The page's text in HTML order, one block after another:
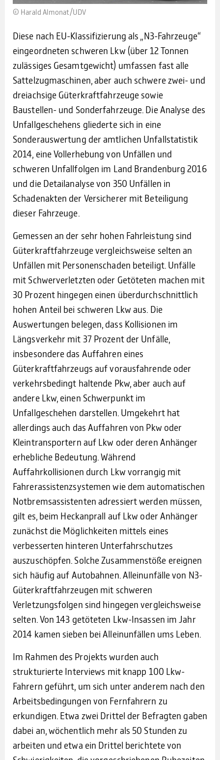
© Harald Almo­nat/UDV
Diese nach EU-Klassifizierung als „N3-Fahrzeuge“
eingeordneten schweren Lkw (über 12 Tonnen
zulässiges Gesamtgewicht) umfassen fast alle
Sattelzugmaschinen, aber auch schwere zwei- und
dreiachsige Güterkraftfahrzeuge sowie
Baustellen- und Sonderfahrzeuge. Die Analyse des
Unfallgeschehens gliederte sich in eine
Sonderauswertung der amtlichen Unfallstatistik
2014, eine Vollerhebung von Unfällen und
schweren Unfallfolgen im Land Brandenburg 2016
und die Detailanalyse von 350 Unfällen in
Schadenakten der Versicherer mit Beteiligung
dieser Fahrzeuge.
Gemessen an der sehr hohen Fahrleistung sind
Güterkraftfahrzeuge vergleichsweise selten an
Unfällen mit Personenschaden beteiligt. Unfälle
mit Schwerverletzten oder Getöteten machen mit
30 Prozent hingegen einen überdurchschnittlich
hohen Anteil bei schweren Lkw aus. Die
Auswertungen belegen, dass Kollisionen im
Längsverkehr mit 37 Prozent der Unfälle,
insbesondere das Auffahren eines
Güterkraftfahrzeugs auf vorausfahrende oder
verkehrsbedingt haltende Pkw, aber auch auf
andere Lkw, einen Schwerpunkt im
Unfallgeschehen darstellen. Umgekehrt hat
allerdings auch das Auffahren von Pkw oder
Kleintransportern auf Lkw oder deren Anhänger
erhebliche Bedeutung. Während
Auffahrkollisionen durch Lkw vorrangig mit
Fahrerassistenzsystemen wie dem automatischen
Notbremsassistenten adressiert werden müssen,
gilt es, beim Heckanprall auf Lkw oder Anhänger
zunächst die Möglichkeiten mittels eines
verbesserten hinteren Unterfahrschutzes
auszuschöpfen. Solche Zusammenstöße ereignen
sich häufig auf Autobahnen. Alleinunfälle von N3-
Güterkraftfahrzeugen mit schweren
Verletzungsfolgen sind hingegen vergleichsweise
selten. Von 143 getöteten Lkw-Insassen im Jahr
2014 kamen sieben bei Alleinunfällen ums Leben.
Im Rahmen des Projekts wurden auch
strukturierte Interviews mit knapp 100 Lkw-
Fahrern geführt, um sich unter anderem nach den
Arbeitsbedingungen von Fernfahrern zu
erkundigen. Etwa zwei Drittel der Befragten gaben
dabei an, wöchentlich mehr als 50 Stunden zu
arbeiten und etwa ein Drittel berichtete von